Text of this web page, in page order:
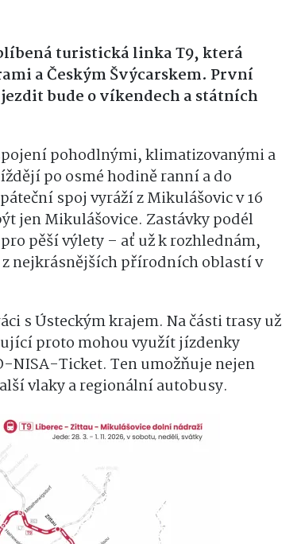
turistická linka T9, která
aČeským Švýcarskem. První
bude o víkendech a státních
pohodlnými, klimatizovanými a
po osmé hodině ranní a do
spoj vyráží z Mikulášovic v 16
jen Mikulášovice. Zastávky podél
pěší výlety – ať už k rozhlednám,
z nejkrásnějších přírodních oblastí v
s Ústeckým krajem. Na části trasy už
proto mohou využít jízdenky
NISA-Ticket. Ten umožňuje nejen
vlaky a regionální autobusy.